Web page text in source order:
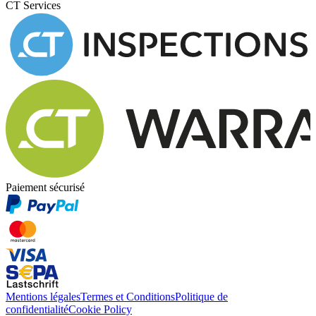
CT Services
Paiement sécurisé
Mentions légalesTermes et ConditionsPolitique de
confidentialitéCookie Policy